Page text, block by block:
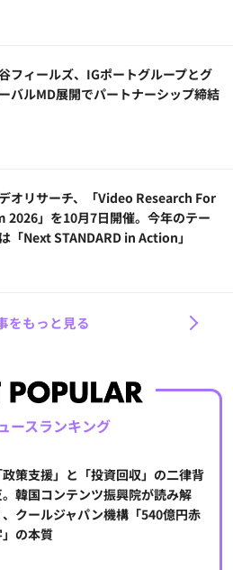
フィールズ、IGポートグループとグ
バルMD展開でパートナーシップ締結
オリサーチ、「Video Research For
2026」を10月7日開催。今年のテー
「Next STANDARD in Action」
をもっと見る
ースランキング
政策支援」と「投資回収」の二律背
韓国コンテンツ振興院が読み解
、クールジャパン機構「540億円赤
の本質